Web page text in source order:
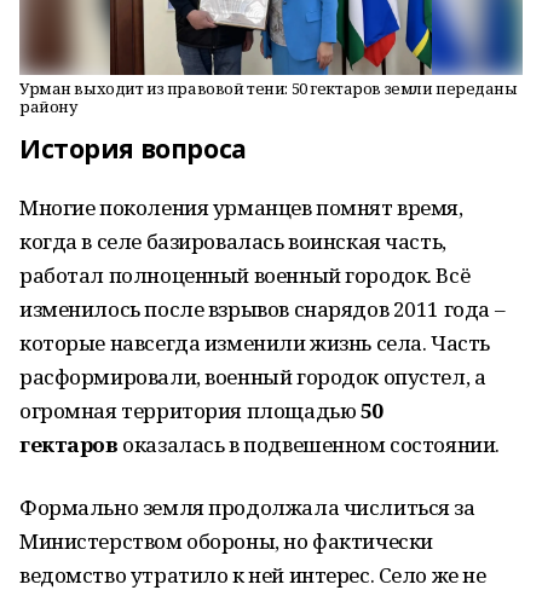
Урман выходит из правовой тени: 50 гектаров земли переданы
району
История вопроса
Многие поколения урманцев помнят время,
когда в селе базировалась воинская часть,
работал полноценный военный городок. Всё
изменилось после взрывов снарядов 2011 года –
которые навсегда изменили жизнь села. Часть
расформировали, военный городок опустел, а
огромная территория площадью50
гектаров оказалась в подвешенном состоянии.
Формально земля продолжала числиться за
Министерством обороны, но фактически
ведомство утратило к ней интерес. Село же не